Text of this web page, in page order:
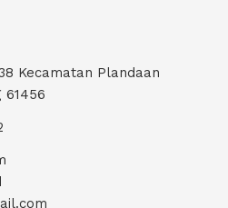
Kecamatan Plandaan
61456